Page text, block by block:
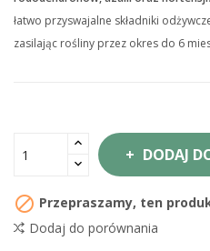
łatwo przyswajalne składniki
zasilając rośliny przez okres do 6
DODAJ
 Przepraszamy, ten
Dodaj do porównania